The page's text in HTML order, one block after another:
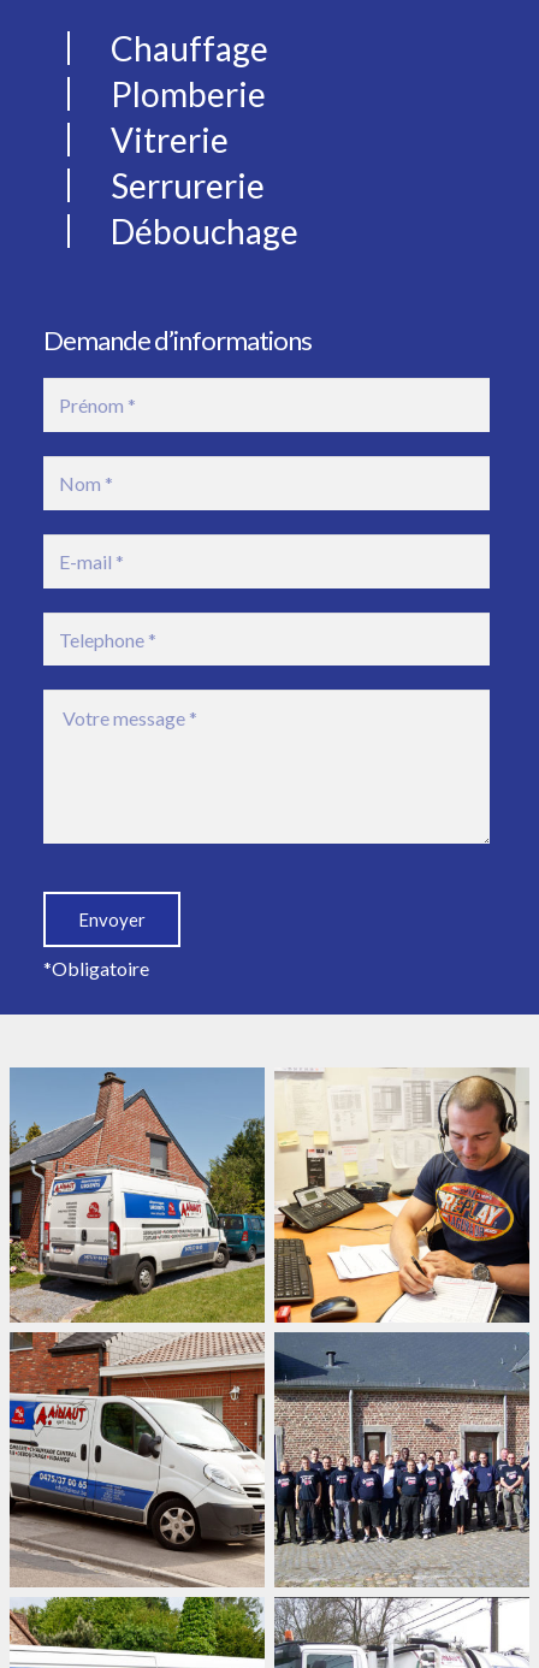
Chauffage
Plomberie
Vitrerie
Serrurerie
Débouchage
Demande d’informations
*Obligatoire